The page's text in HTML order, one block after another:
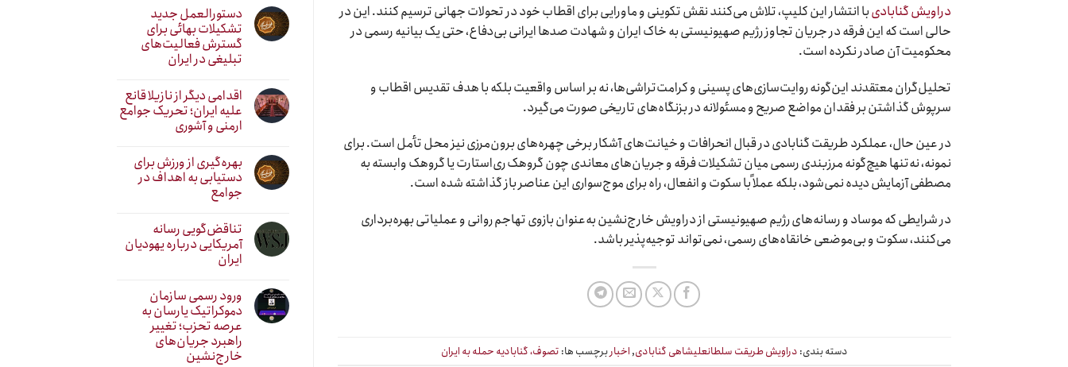
دراویش گنابادیبا انتشار این کلیپ، تلاش می‌کنند نقش تکوینی و ماورایی برای اقطاب خود در تحولات جهانی ترسیم کنند. این در
حالی است که این فرقه در جریان تجاوز رژیم صهیونیستی به خاک ایران و شهادت صدها ایرانی بی‌دفاع، حتی یک بیانیه رسمی در
محکومیت آن صادر نکرده است.
تحلیل‌گران معتقدند این‌گونه روایت‌سازی‌های پسینی و کرامت‌تراشی‌ها، نه بر اساس واقعیت بلکه با هدف تقدیس اقطاب و
سرپوش گذاشتن بر فقدان مواضع صریح و مسئولانه در بزنگاه‌های تاریخی صورت می‌گیرد.
در عین حال، عملکرد طریقت گنابادی در قبال انحرافات و خیانت‌های آشکار برخی چهره‌های برون‌مرزی نیز محل تأمل است. برای
نمونه، نه‌تنها هیچ‌گونه مرزبندی رسمی میان تشکیلات فرقه و جریان‌های معاندی چون گروهک ری‌استارت یا گروهک وابسته به
مصطفی آزمایش دیده نمی‌شود، بلکه عملاً با سکوت و انفعال، راه برای موج‌سواری این عناصر باز گذاشته شده است.
در شرایطی که موساد و رسانه‌های رژیم صهیونیستی از دراویش خارج‌نشین به‌عنوان بازوی تهاجم روانی و عملیاتی بهره‌برداری
می‌کنند، سکوت و بی‌موضعی خانقاه‌های رسمی، نمی‌تواند توجیه‌پذیر باشد.
دسته بندی: دراویش طریقت سلطانعلیشاهی گنابادی, اخبار برچسب ها: تصوف، گنابادیه حمله به ایران
دستورالعمل جدید
تشکیلات بهائی برای
گسترش فعالیت‌های
تبلیغی در ایران
اقدامی دیگر از نازیلا قانع
علیه ایران؛ تحریک جوامع
ارمنی و آشوری
بهره‌گیری از ورزش برای
دستیابی به اهداف در
جوامع
تناقض‌گویی رسانه
آمریکایی درباره یهودیان
ایران
ورود رسمی سازمان
دموکراتیک یارسان به
عرصه تحزب؛ تغییر
راهبرد جریان‌های
خارج‌نشین